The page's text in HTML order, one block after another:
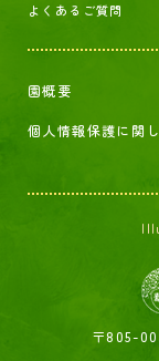
〒805-
よくあるご質問
園概要
個人情報保護に関